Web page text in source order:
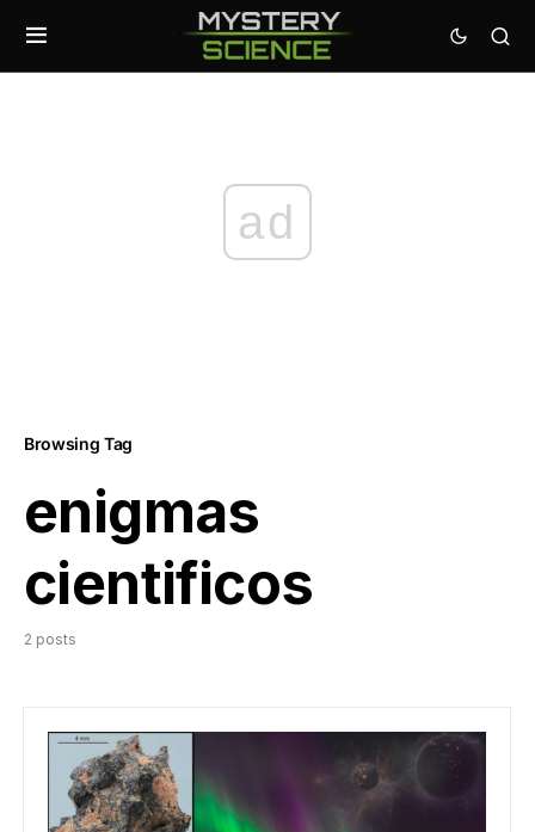
ad
Browsing Tag
enigmas
cientificos
2 posts